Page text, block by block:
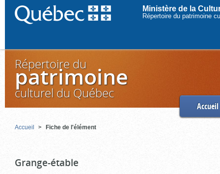
Ministère de la
Répertoire du patrimoine
Répertoire du
patrimoine
culturel du Québec
Accueil
Accueil Fiche de l'élément
Grange-étable